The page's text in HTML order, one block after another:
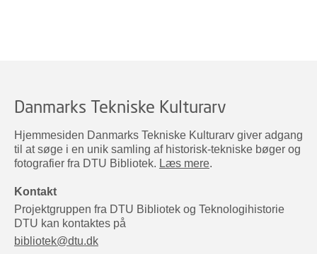
Danmarks Tekniske Kulturarv
Hjemmesiden Danmarks Tekniske Kulturarv giver adgang
til at søge i en unik samling af historisk-tekniske bøger og
fotografier fra DTU Bibliotek. Læs mere.
Kontakt
Projektgruppen fra DTU Bibliotek og Teknologihistorie
DTU kan kontaktes på
bibliotek@dtu.dk